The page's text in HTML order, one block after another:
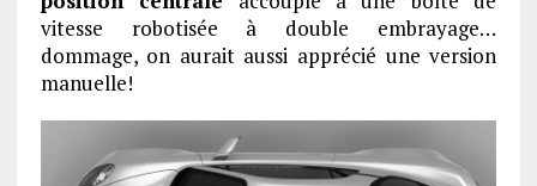
vitesse robotisée à double embrayage…
dommage, on aurait aussi apprécié une version
manuelle!